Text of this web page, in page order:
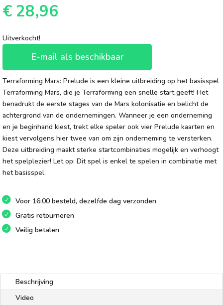
€ 28,96
Uitverkocht!
E-mail als beschikbaar
Terraforming Mars: Prelude is een kleine uitbreiding op het basisspel
Terraforming Mars, die je Terraforming een snelle start geeft! Het
benadrukt de eerste stages van de Mars kolonisatie en belicht de
achtergrond van de ondernemingen. Wanneer je een onderneming
en je beginhand kiest, trekt elke speler ook vier Prelude kaarten en
kiest vervolgens hier twee van om zijn onderneming te versterken.
Deze uitbreiding maakt sterke startcombinaties mogelijk en verhoogt
het spelplezier! Let op: Dit spel is enkel te spelen in combinatie met
het basisspel.
Voor 16:00 besteld, dezelfde dag verzonden
Gratis retourneren
Veilig betalen
Beschrijving
Video